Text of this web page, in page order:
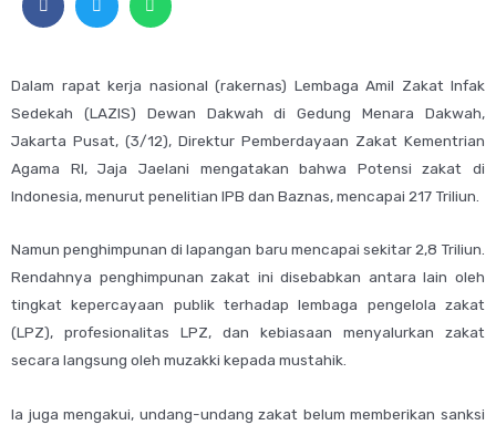
Dalam rapat kerja nasional (rakernas) Lembaga Amil Zakat Infak
Sedekah (LAZIS) Dewan Dakwah di Gedung Menara Dakwah,
Jakarta Pusat, (3/12), Direktur Pemberdayaan Zakat Kementrian
Agama RI, Jaja Jaelani mengatakan bahwa Potensi zakat di
Indonesia, menurut penelitian IPB dan Baznas, mencapai 217 Triliun.
Namun penghimpunan di lapangan baru mencapai sekitar 2,8 Triliun.
Rendahnya penghimpunan zakat ini disebabkan antara lain oleh
tingkat kepercayaan publik terhadap lembaga pengelola zakat
(LPZ), profesionalitas LPZ, dan kebiasaan menyalurkan zakat
secara langsung oleh muzakki kepada mustahik.
Ia juga mengakui, undang-undang zakat belum memberikan sanksi